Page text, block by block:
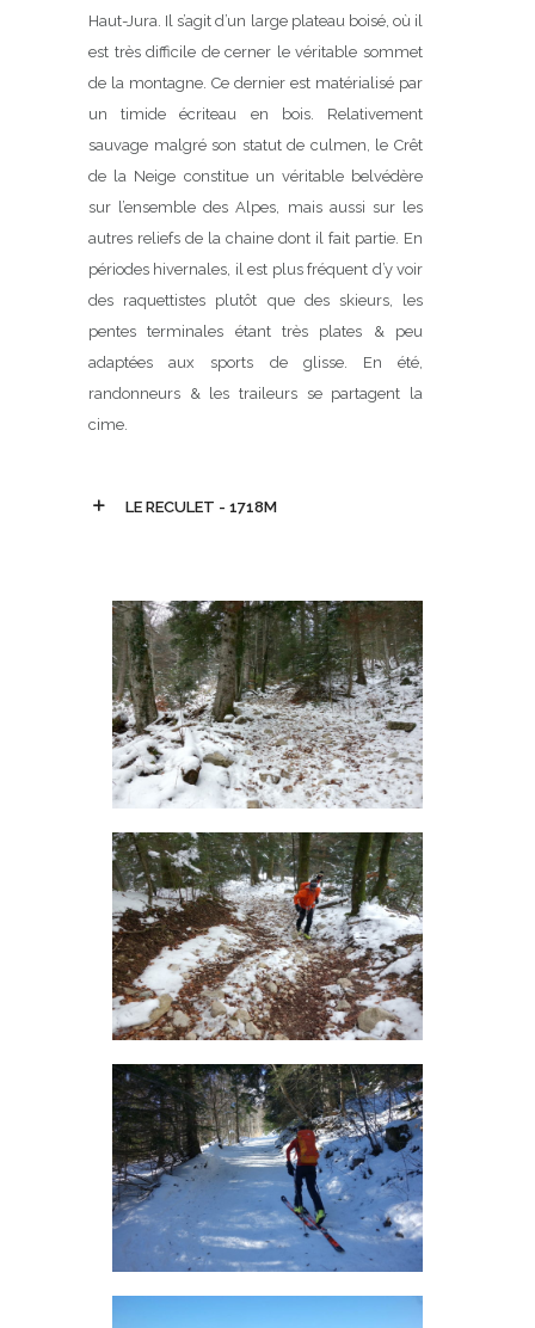
Haut-Jura. Il s’agit d’un large plateau boisé, où il
est très difficile de cerner le véritable sommet
de la montagne. Ce dernier est matérialisé par
un timide écriteau en bois. Relativement
sauvage malgré son statut de culmen, le Crêt
de la Neige constitue un véritable belvédère
sur l’ensemble des Alpes, mais aussi sur les
autres reliefs de la chaine dont il fait partie. En
périodes hivernales, il est plus fréquent d’y voir
des raquettistes plutôt que des skieurs, les
pentes terminales étant très plates & peu
adaptées aux sports de glisse. En été,
randonneurs & les traileurs se partagent la
cime.
LE RECULET - 1718M